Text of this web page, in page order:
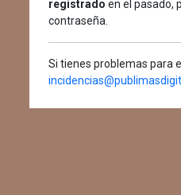
registrado en el pasado,
contraseña.
Si tienes problemas para